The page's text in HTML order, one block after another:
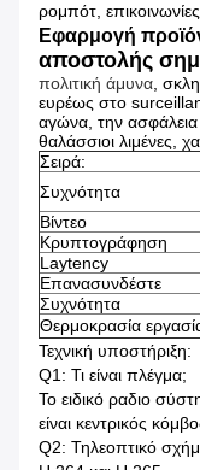
ρομπότ,
Εφαρμογή
αποστολής
πολιτική άμυνα,
ευρέως στο
αγώνα, την
θαλάσσιοι λιμένες,
Σειρά:
Συχνότητα
Βίντεο
Κρυπτογράφηση
Laytency
Επανασυνδέστε
Συχνότητα
Θερμοκρασία
Τεχνική υποστήριξη:
Q1: Τι είναι πλέγμα;
Το ειδικό ραδιο
είναι κεντρικός
Q2: Τηλεοπτικό